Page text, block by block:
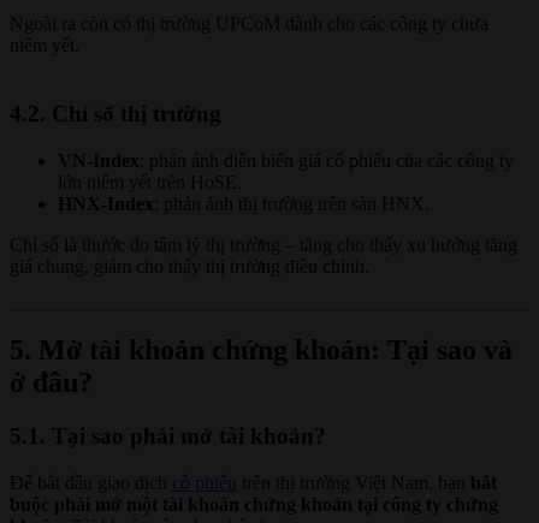
Ngoài ra còn có thị trường UPCoM dành cho các công ty chưa
niêm yết.
4.2. Chỉ số thị trường
VN-Index : phản ánh diễn biến giá cổ phiếu của các công ty
lớn niêm yết trên HoSE.
HNX-Index : phản ánh thị trường trên sàn HNX.
Chỉ số là thước đo tâm lý thị trường – tăng cho thấy xu hướng tăng
giá chung, giảm cho thấy thị trường điều chỉnh.
5. Mở tài khoản chứng khoán: Tại sao và
ở đâu?
5.1. Tại sao phải mở tài khoản?
Để bắt đầu giao dịch cổ phiếu trên thị trường Việt Nam, bạn bắt
buộc phải mở một tài khoản chứng khoán tại công ty chứng